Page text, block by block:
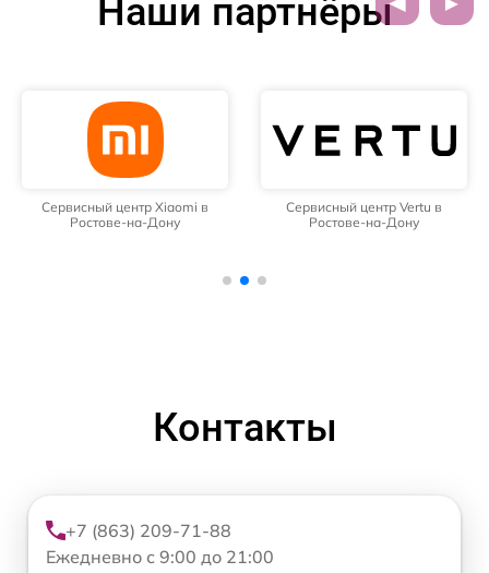
Наши партнёры
Сервисный центр Xiaomi в
Ростове-на-Дону
Сервисный центр Vertu в
Ростове-на-Дону
Контакты
+7 (863) 209-71-88
Ежедневно с 9:00 до 21:00